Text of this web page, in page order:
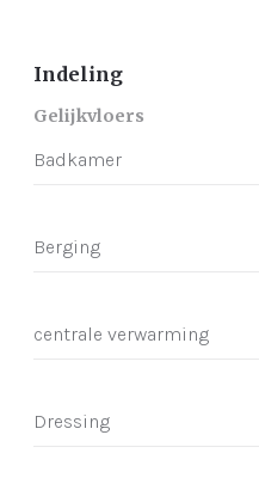
Indeling
Gelijkvloers
Badkamer
Berging
centrale verwarming
Dressing